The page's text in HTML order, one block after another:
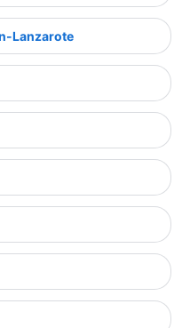
Lanzarote